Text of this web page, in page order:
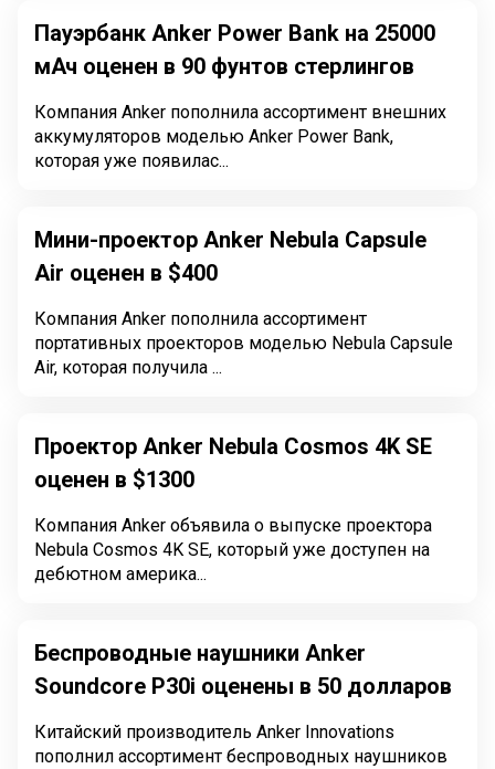
Пауэрбанк Anker Power Bank на 25000
мАч оценен в 90 фунтов стерлингов
Компания Anker пополнила ассортимент внешних
аккумуляторов моделью Anker Power Bank,
которая уже появилас...
Мини-проектор Anker Nebula Capsule
Air оценен в $400
Компания Anker пополнила ассортимент
портативных проекторов моделью Nebula Capsule
Air, которая получила ...
Проектор Anker Nebula Cosmos 4K SE
оценен в $1300
Компания Anker объявила о выпуске проектора
Nebula Cosmos 4K SE, который уже доступен на
дебютном америка...
Беспроводные наушники Anker
Soundcore P30i оценены в 50 долларов
Китайский производитель Anker Innovations
пополнил ассортимент беспроводных наушников